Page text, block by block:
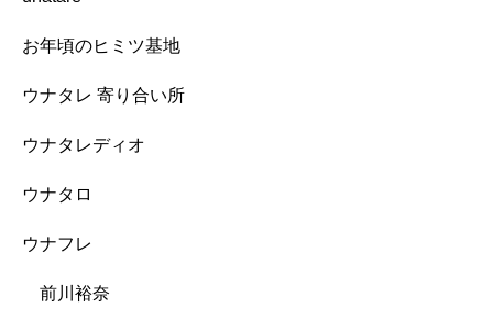
お年頃のヒミツ基地
ウナタレ 寄り合い所
ウナタレディオ
ウナタロ
ウナフレ
前川裕奈